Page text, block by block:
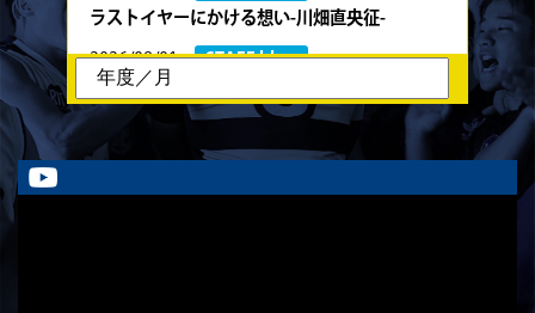
ラストイヤーにかける想い-川畑直央征-
2026/08/01
STAFF blog
ラストイヤーにかける想い-香山創祐-
ラストイヤーにかける想い-金本亮斗-
2026/07/30
STAFF blog